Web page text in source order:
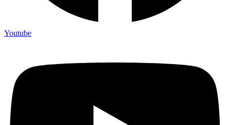
Youtube